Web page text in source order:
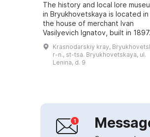
The history and local lore
in Bryukhovetskaya is located in
the house of merchant Ivan
Vasilyevich Ignatov, built in 1897.
The building has served various
purposes over time and in 1994
was gra...
Krasnodarskiy kray,
r-n., st-tsa. Bryukhovetskaya, ul.
Lenina, d. 9